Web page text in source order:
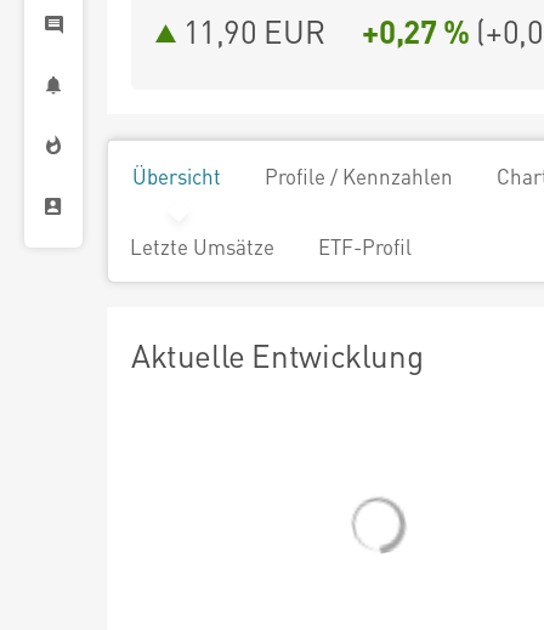
11,90 EUR +0,27 % (
Übersicht Profile / Kennzahlen
Letzte Umsätze ETF-Profil
Aktuelle Entwicklung